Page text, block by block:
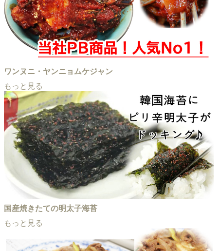
ワンヌニ・ヤンニョムケジャン
もっと見る
国産焼きたての明太子海苔
もっと見る